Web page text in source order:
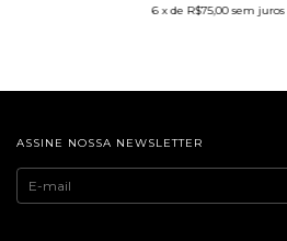
6 x de R$75,00 sem juros
ASSINE NOSSA NEWSLETTER